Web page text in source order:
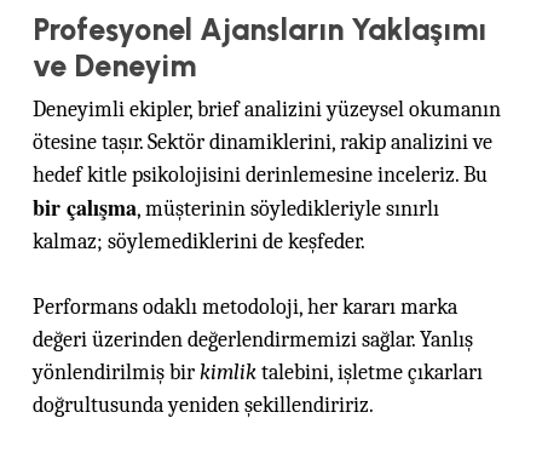
Profesyonel Ajansların Yaklaşımı
ve Deneyim
Deneyimli ekipler, brief analizini yüzeysel okumanın
ötesine taşır. Sektör dinamiklerini, rakip analizini ve
hedef kitle psikolojisini derinlemesine inceleriz. Bu
bir çalışma, müşterinin söyledikleriyle sınırlı
kalmaz; söylemediklerini de keşfeder.
Performans odaklı metodoloji, her kararı marka
değeri üzerinden değerlendirmemizi sağlar. Yanlış
yönlendirilmiş birkimliktalebini, işletme çıkarları
doğrultusunda yeniden şekillendiririz.